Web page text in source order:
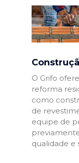
O Grifo
reforma
como
de
equipe de
qualidade e